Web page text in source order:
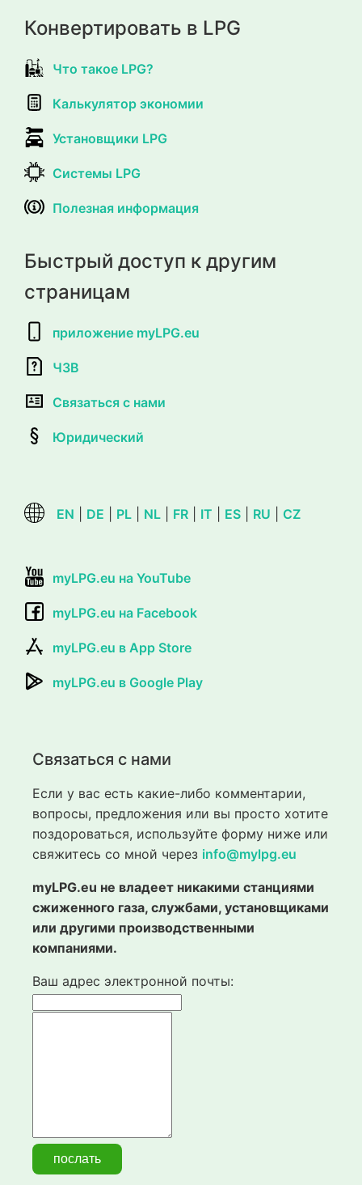
Конвертировать в LPG
Что такое LPG?
Калькулятор экономии
Установщики LPG
Системы LPG
Полезная информация
Быстрый доступ к другим
страницам
приложение myLPG.eu
ЧЗВ
Связаться с нами
Юридический
EN DE PL NL FR IT ES RU CZ
myLPG.eu на YouTube
myLPG.eu на Facebook
myLPG.eu в App Store
myLPG.eu в Google Play
Связаться с нами
Если у вас есть какие-либо комментарии,
вопросы, предложения или вы просто хотите
поздороваться, используйте форму ниже или
свяжитесь со мной через info@mylpg.eu
myLPG.eu не владеет никакими станциями
сжиженного газа, службами, установщиками
или другими производственными
компаниями.
Ваш адрес электронной почты: